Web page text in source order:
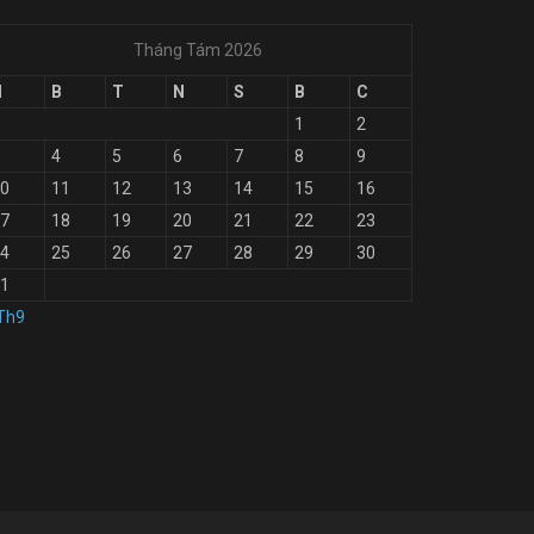
Tháng Tám 2026
B T N S B
C
1
2
4 5 6 7 8
9
11 12 13 14 15
16
18 19 20 21 22
23
25 26 27 28 29
30